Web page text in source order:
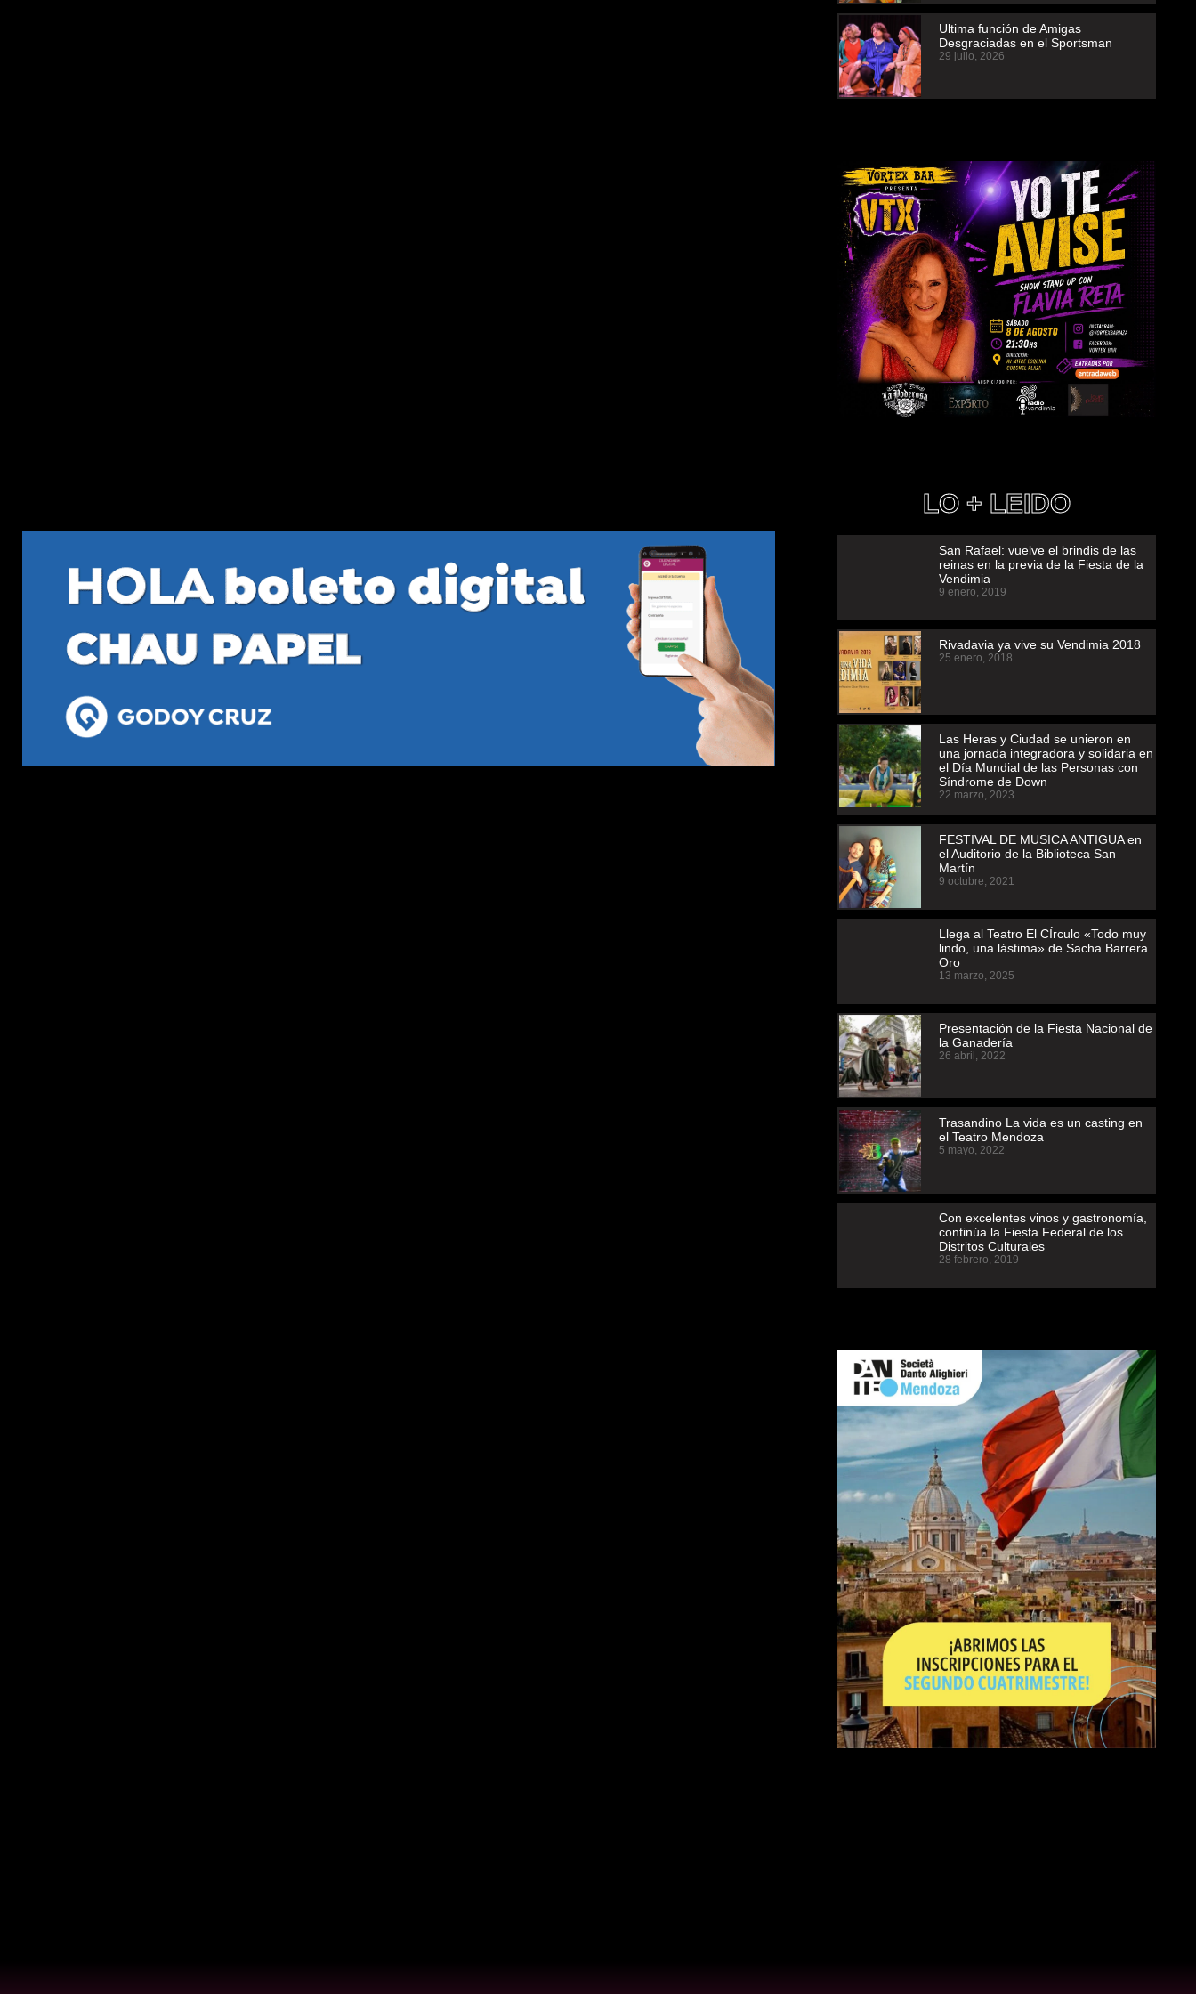
Ultima función de Amigas
Desgraciadas en el Sportsman
29 julio, 2026
LO + LEIDO
San Rafael: vuelve el brindis de las
reinas en la previa de la Fiesta de la
Vendimia
9 enero, 2019
Rivadavia ya vive su Vendimia 2018
25 enero, 2018
Las Heras y Ciudad se unieron en
una jornada integradora y solidaria en
el Día Mundial de las Personas con
Síndrome de Down
22 marzo, 2023
FESTIVAL DE MUSICA ANTIGUA en
el Auditorio de la Biblioteca San
Martín
9 octubre, 2021
Llega al Teatro El CÍrculo «Todo muy
lindo, una lástima» de Sacha Barrera
Oro
13 marzo, 2025
Presentación de la Fiesta Nacional de
la Ganadería
26 abril, 2022
Trasandino La vida es un casting en
el Teatro Mendoza
5 mayo, 2022
Con excelentes vinos y gastronomía,
continúa la Fiesta Federal de los
Distritos Culturales
28 febrero, 2019